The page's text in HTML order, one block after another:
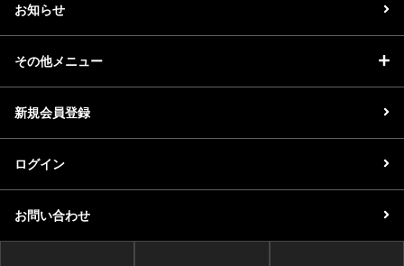
お知らせ
その他メニュー
新規会員登録
ログイン
お問い合わせ